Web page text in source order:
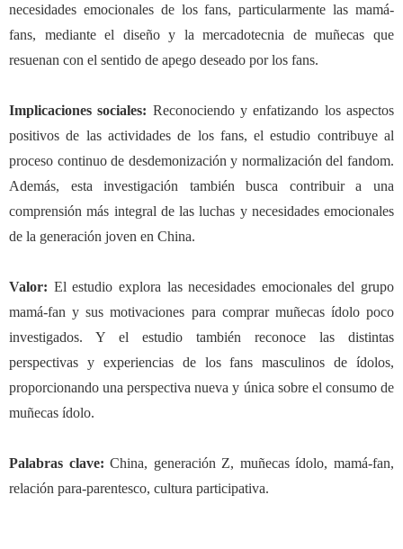
necesidades emocionales de los fans, particularmente las mamá-
fans, mediante el diseño y la mercadotecnia de muñecas que
resuenan con el sentido de apego deseado por los fans.
Implicaciones sociales: Reconociendo y enfatizando los aspectos
positivos de las actividades de los fans, el estudio contribuye al
proceso continuo de desdemonización y normalización del fandom.
Además, esta investigación también busca contribuir a una
comprensión más integral de las luchas y necesidades emocionales
de la generación joven en China.
Valor: El estudio explora las necesidades emocionales del grupo
mamá-fan y sus motivaciones para comprar muñecas ídolo poco
investigados. Y el estudio también reconoce las distintas
perspectivas y experiencias de los fans masculinos de ídolos,
proporcionando una perspectiva nueva y única sobre el consumo de
muñecas ídolo.
Palabras clave:China, generación Z, muñecas ídolo, mamá-fan,
relación para-parentesco, cultura participativa.